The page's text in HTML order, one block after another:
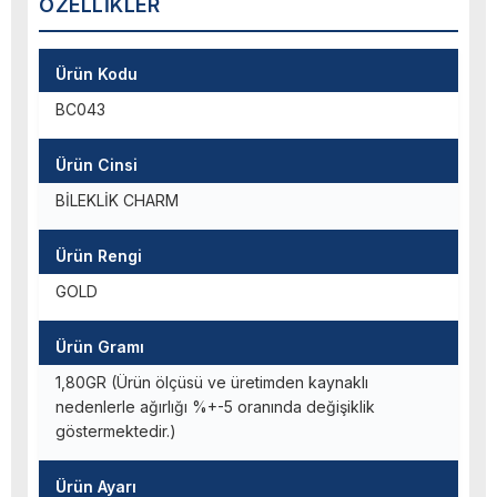
ÖZELLIKLER
Ürün Kodu
BC043
Ürün Cinsi
BİLEKLİK CHARM
Ürün Rengi
GOLD
Ürün Gramı
1,80GR (Ürün ölçüsü ve üretimden kaynaklı
nedenlerle ağırlığı %+-5 oranında değişiklik
göstermektedir.)
Ürün Ayarı